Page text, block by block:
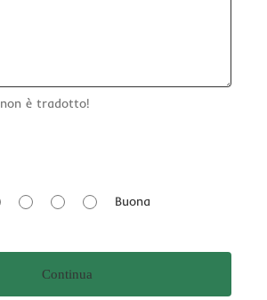
non è tradotto!
Buona
Continua